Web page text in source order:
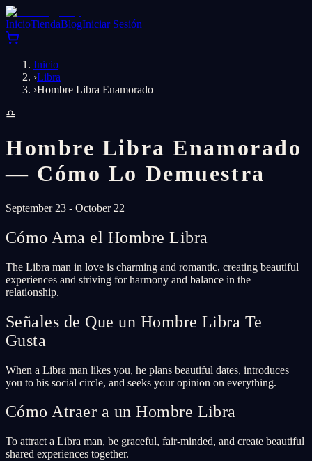
InicioTiendaBlogIniciar Sesión
Inicio
›Libra
›Hombre Libra Enamorado
♎
Hombre Libra Enamorado
— Cómo Lo Demuestra
September 23 - October 22
Cómo Ama el Hombre Libra
The Libra man in love is charming and romantic, creating beautiful
experiences and striving for harmony and balance in the
relationship.
Señales de Que un Hombre Libra Te
Gusta
When a Libra man likes you, he plans beautiful dates, introduces
you to his social circle, and seeks your opinion on everything.
Cómo Atraer a un Hombre Libra
To attract a Libra man, be graceful, fair-minded, and create beautiful
shared experiences together.